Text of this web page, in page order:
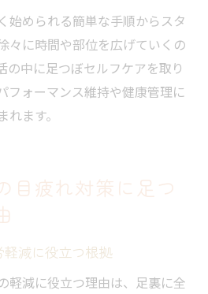
始められる簡単な手順からスタ
々に時間や部位を広げていくの
の中に足つぼセルフケアを取り
フォーマンス維持や健康管理に
ます。
目疲れ対策に足つ
減に役立つ根拠
軽減に役立つ理由は、足裏に全